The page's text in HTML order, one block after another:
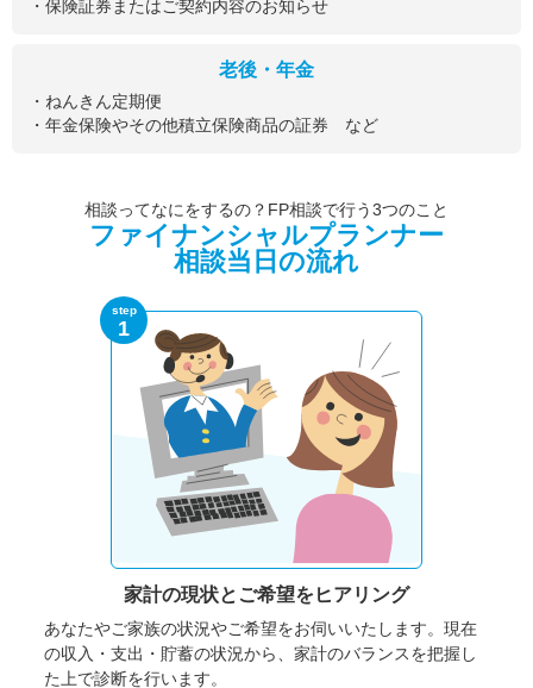
・保険証券またはご契約内容のお知らせ
老後・年金
・ねんきん定期便
・年金保険やその他積立保険商品の証券 など
相談ってなにをするの？FP相談で行う3つのこと
ファイナンシャルプランナー
相談当日の流れ
step
1
家計の現状と ご希望をヒアリング
あなたやご家族の状況やご希望をお伺いいたします。 現在
の収入・支出・貯蓄の状況から、家計のバランスを把握し
た上で診断を行います。